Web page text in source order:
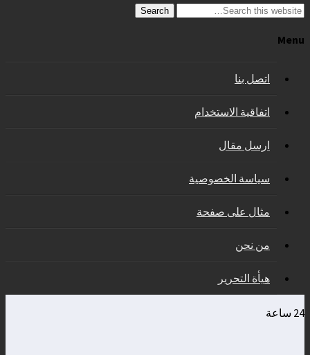
Search
Menu
اتصل بنا
اتفاقية الاستخدام
ارسل مقال
سياسة الخصوصية
مثال على صفحة
من نحن
هيأة التحرير
24 ساعة